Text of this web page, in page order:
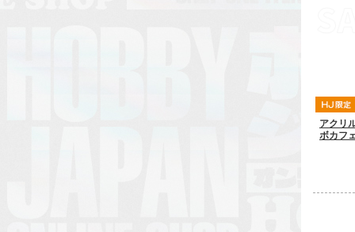
アクリ
ボカフ